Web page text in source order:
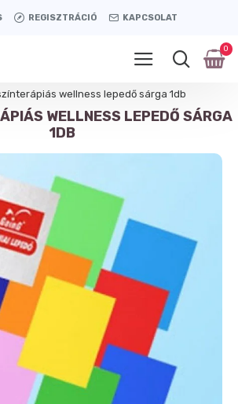
REGISZTRÁCIÓ KAPCSOLAT
0
wellness lepedő sárga 1db
WELLNESS LEPEDŐ SÁRGA
1DB